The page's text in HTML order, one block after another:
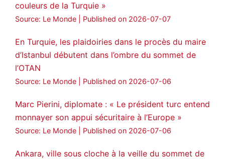
couleurs de la Turquie »
Source: Le Monde Published on 2026-07-07
En Turquie, les plaidoiries dans le procès du maire
d’Istanbul débutent dans l’ombre du sommet de
l’OTAN
Source: Le Monde Published on 2026-07-06
Marc Pierini, diplomate : « Le président turc entend
monnayer son appui sécuritaire à l’Europe »
Source: Le Monde Published on 2026-07-06
Ankara, ville sous cloche à la veille du sommet de